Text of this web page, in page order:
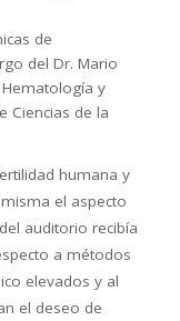
de
del Dr. Mario
y
Ciencias de la
humana y
el aspecto
auditorio recibía
a métodos
elevados y al
el deseo de